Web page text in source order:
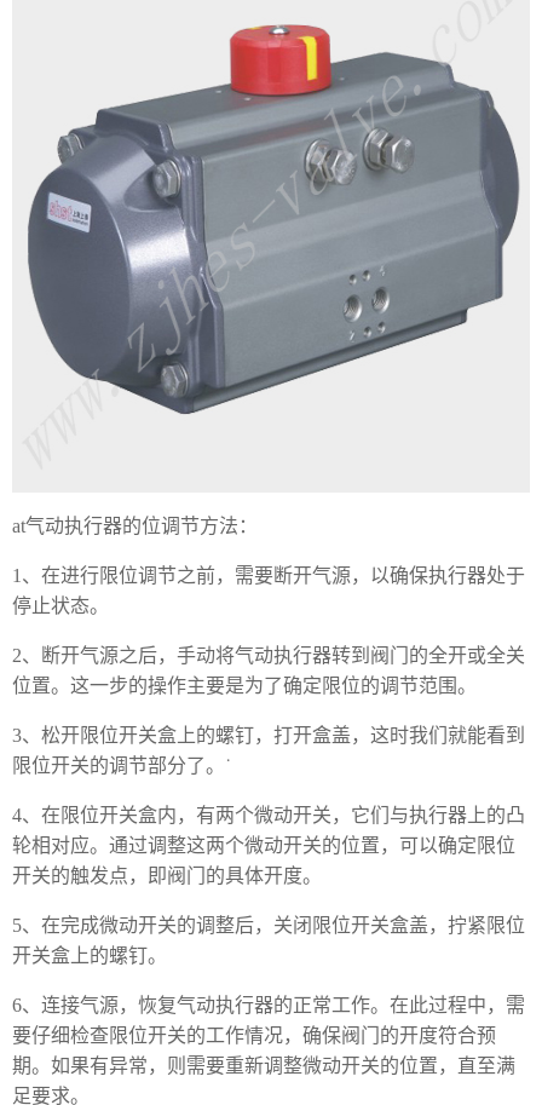
at气动执行器的位调节方法：
1、在进行限位调节之前，需要断开气源，以确保执行器处于
停止状态。
2、断开气源之后，手动将气动执行器转到阀门的全开或全关
位置。这一步的操作主要是为了确定限位的调节范围。
3、松开限位开关盒上的螺钉，打开盒盖，这时我们就能看到
限位开关的调节部分了。˙
4、在限位开关盒内，有两个微动开关，它们与执行器上的凸
轮相对应。通过调整这两个微动开关的位置，可以确定限位
开关的触发点，即阀门的具体开度。
5、在完成微动开关的调整后，关闭限位开关盒盖，拧紧限位
开关盒上的螺钉。
6、连接气源，恢复气动执行器的正常工作。在此过程中，需
要仔细检查限位开关的工作情况，确保阀门的开度符合预
期。如果有异常，则需要重新调整微动开关的位置，直至满
足要求。